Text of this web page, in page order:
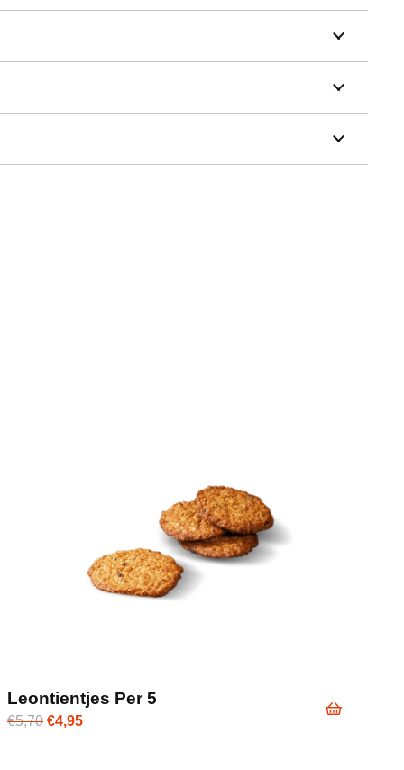
Leontientjes Per 5
€5,70 Oorspronkelijke
€4,95Huidige